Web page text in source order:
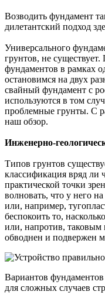
Возводить фундамент
дилетантский подход
Универсального
грунтов, не
фундаментов в рамках
остановимся на двух
свайный фундамент с
используются в том
проблемные грунты. С
наш обзор.
Инженерно-
Типов грунтов
классификация вряд ли
практической точки
волновать, что у него
или, например,
беспокоить то,
или, напротив, таковым
обводнен и подвержен
Вариантов
для сложных случаев